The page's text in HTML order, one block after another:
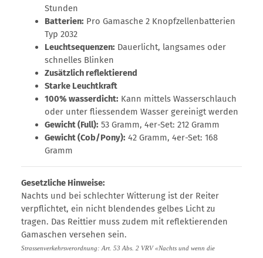
Stunden
Batterien: Pro Gamasche 2 Knopfzellenbatterien
Typ 2032
Leuchtsequenzen: Dauerlicht, langsames oder
schnelles Blinken
Zusätzlich reflektierend
Starke Leuchtkraft
100% wasserdicht: Kann mittels Wasserschlauch
oder unter fliessendem Wasser gereinigt werden
Gewicht (Full): 53 Gramm, 4er-Set: 212 Gramm
Gewicht (Cob/Pony): 42 Gramm, 4er-Set: 168
Gramm
Gesetzliche Hinweise:
Nachts und bei schlechter Witterung ist der Reiter
verpflichtet, ein nicht blendendes gelbes Licht zu
tragen. Das Reittier muss zudem mit reflektierenden
Gamaschen versehen sein.
Strassenverkehrsverordnung: Art. 53 Abs. 2 VRV «Nachts und wenn die